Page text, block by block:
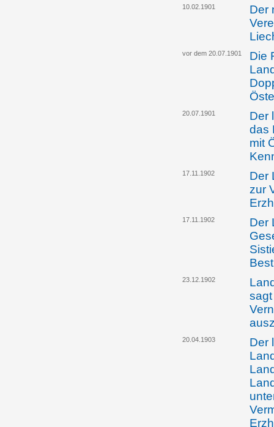
10.02.1901
Der
vor dem 20.07.1901
Die
20.07.1901
Der
das
mit
17.11.1902
Der
zur
17.11.1902
Der
23.12.1902
20.04.1903
Der